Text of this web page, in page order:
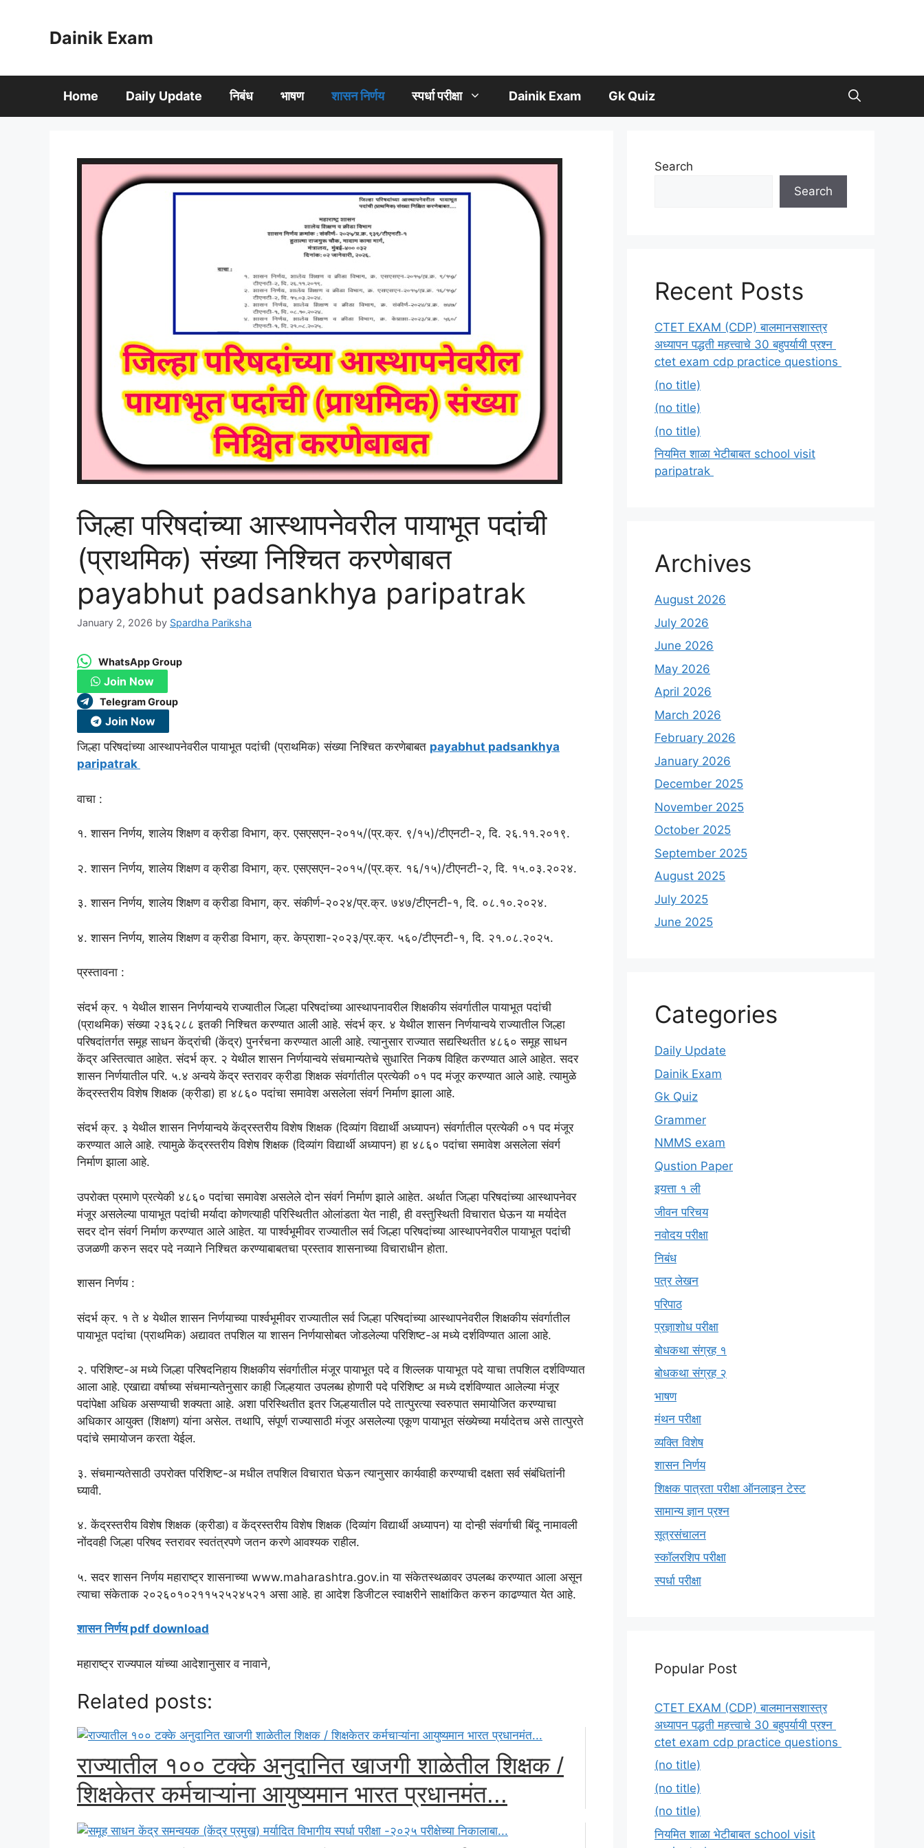
Dainik Exam
Home Daily Update निबंध भाषण शासन निर्णय स्पर्धा परीक्षा Dainik Exam Gk Quiz
जिल्हा परिषदांच्या आस्थापनेवरील पायाभूत पदांची
(प्राथमिक) संख्या निश्चित करणेबाबत
payabhut padsankhya paripatrak
January 2, 2026 by Spardha Pariksha
WhatsApp Group
Join Now
Telegram Group
Join Now
जिल्हा परिषदांच्या आस्थापनेवरील पायाभूत पदांची (प्राथमिक) संख्या निश्चित करणेबाबत payabhut padsankhya
paripatrak
वाचा :
१. शासन निर्णय, शालेय शिक्षण व क्रीडा विभाग, क्र. एसएसएन-२०१५/(प्र.क्र. ९/१५)/टीएनटी-२, दि. २६.११.२०१९.
२. शासन निर्णय, शालेय शिक्षण व क्रीडा विभाग, क्र. एसएसएन-२०१५/(प्र.क्र. १६/१५)/टीएनटी-२, दि. १५.०३.२०२४.
३. शासन निर्णय, शालेय शिक्षण व क्रीडा विभाग, क्र. संकीर्ण-२०२४/प्र.क्र. ७४७/टीएनटी-१, दि. ०८.१०.२०२४.
४. शासन निर्णय, शालेय शिक्षण व क्रीडा विभाग, क्र. केप्राशा-२०२३/प्र.क्र. ५६०/टीएनटी-१, दि. २१.०८.२०२५.
प्रस्तावना :
संदर्भ क्र. १ येथील शासन निर्णयान्वये राज्यातील जिल्हा परिषदांच्या आस्थापनावरील शिक्षकीय संवर्गातील पायाभूत पदांची
(प्राथमिक) संख्या २३६२८८ इतकी निश्चित करण्यात आली आहे. संदर्भ क्र. ४ येथील शासन निर्णयान्वये राज्यातील जिल्हा
परिषदांतर्गत समूह साधन केंद्रांची (केंद्र) पुनर्रचना करण्यात आली आहे. त्यानुसार राज्यात सद्यस्थितीत ४८६० समूह साधन
केंद्र अस्तित्वात आहेत. संदर्भ क्र. २ येथील शासन निर्णयान्वये संचमान्यतेचे सुधारित निकष विहित करण्यात आले आहेत. सदर
शासन निर्णयातील परि. ५.४ अन्वये केंद्र स्तरावर क्रीडा शिक्षक संवर्गातील प्रत्येकी ०१ पद मंजूर करण्यात आले आहे. त्यामुळे
केंद्रस्तरीय विशेष शिक्षक (क्रीडा) हा ४८६० पदांचा समावेश असलेला संवर्ग निर्माण झाला आहे.
संदर्भ क्र. ३ येथील शासन निर्णयान्वये केंद्रस्तरीय विशेष शिक्षक (दिव्यांग विद्यार्थी अध्यापन) संवर्गातील प्रत्येकी ०१ पद मंजूर
करण्यात आले आहे. त्यामुळे केंद्रस्तरीय विशेष शिक्षक (दिव्यांग विद्यार्थी अध्यापन) हा ४८६० पदांचा समावेश असलेला संवर्ग
निर्माण झाला आहे.
उपरोक्त प्रमाणे प्रत्येकी ४८६० पदांचा समावेश असलेले दोन संवर्ग निर्माण झाले आहेत. अर्थात जिल्हा परिषदांच्या आस्थापनेवर
मंजूर असलेल्या पायाभूत पदांची मर्यादा कोणत्याही परिस्थितीत ओलांडता येत नाही, ही वस्तुस्थिती विचारात घेऊन या मर्यादेत
सदर दोन संवर्ग निर्माण करण्यात आले आहेत. या पार्श्वभूमीवर राज्यातील सर्व जिल्हा परिषदांच्या आस्थापनेवरील पायाभूत पदांची
उजळणी करुन सदर पदे नव्याने निश्चित करण्याबाबतचा प्रस्ताव शासनाच्या विचाराधीन होता.
शासन निर्णय :
संदर्भ क्र. १ ते ४ येथील शासन निर्णयाच्या पार्श्वभूमीवर राज्यातील सर्व जिल्हा परिषदांच्या आस्थापनेवरील शिक्षकीय संवर्गातील
पायाभूत पदांचा (प्राथमिक) अद्यावत तपशिल या शासन निर्णयासोबत जोडलेल्या परिशिष्ट-अ मध्ये दर्शविण्यात आला आहे.
२. परिशिष्ट-अ मध्ये जिल्हा परिषदनिहाय शिक्षकीय संवर्गातील मंजूर पायाभूत पदे व शिल्लक पायाभूत पदे याचा तपशिल दर्शविण्यात
आला आहे. एखाद्या वर्षाच्या संचमान्यतेनुसार काही जिल्हयात उपलब्ध होणारी पदे परिशिष्ट अ मध्ये दर्शविण्यात आलेल्या मंजूर
पदांपेक्षा अधिक असण्याची शक्यता आहे. अशा परिस्थितीत इतर जिल्हयातील पदे तात्पुरत्या स्वरुपात समायोजित करण्याचा
अधिकार आयुक्त (शिक्षण) यांना असेल. तथापि, संपूर्ण राज्यासाठी मंजूर असलेल्या एकूण पायाभूत संख्येच्या मर्यादेतच असे तात्पुरते
पदांचे समायोजन करता येईल.
३. संचमान्यतेसाठी उपरोक्त परिशिष्ट-अ मधील तपशिल विचारात घेऊन त्यानुसार कार्यवाही करण्याची दक्षता सर्व संबंधितांनी
घ्यावी.
४. केंद्रस्तरीय विशेष शिक्षक (क्रीडा) व केंद्रस्तरीय विशेष शिक्षक (दिव्यांग विद्यार्थी अध्यापन) या दोन्ही संवर्गाची बिंदू नामावली
नोंदवही जिल्हा परिषद स्तरावर स्वतंत्रपणे जतन करणे आवश्यक राहील.
५. सदर शासन निर्णय महाराष्ट्र शासनाच्या www.maharashtra.gov.in या संकेतस्थळावर उपलब्ध करण्यात आला असून
त्याचा संकेताक २०२६०१०२११५२५२४५२१ असा आहे. हा आदेश डिजीटल स्वाक्षरीने साक्षांकित करुन काढण्यात येत आहे.
शासन निर्णय pdf download
महाराष्ट्र राज्यपाल यांच्या आदेशानुसार व नावाने,
Related posts:
राज्यातील १०० टक्के अनुदानित खाजगी शाळेतील शिक्षक /
शिक्षकेतर कर्मचाऱ्यांना आयुष्यमान भारत प्रधानमंत...
Search
Search
Recent Posts
CTET EXAM (CDP) बालमानसशास्त्र
अध्यापन पद्धती महत्त्वाचे 30 बहुपर्यायी प्रश्न
ctet exam cdp practice questions
(no title)
(no title)
(no title)
नियमित शाळा भेटीबाबत school visit
paripatrak
Archives
August 2026
July 2026
June 2026
May 2026
April 2026
March 2026
February 2026
January 2026
December 2025
November 2025
October 2025
September 2025
August 2025
July 2025
June 2025
Categories
Daily Update
Dainik Exam
Gk Quiz
Grammer
NMMS exam
Qustion Paper
इयत्ता १ ली
जीवन परिचय
नवोदय परीक्षा
निबंध
पत्र लेखन
परिपाठ
प्रज्ञाशोध परीक्षा
बोधकथा संग्रह १
बोधकथा संग्रह २
भाषण
मंथन परीक्षा
व्यक्ति विशेष
शासन निर्णय
शिक्षक पात्रता परीक्षा ऑनलाइन टेस्ट
सामान्य ज्ञान प्रश्न
सूत्रसंचालन
स्कॉलरशिप परीक्षा
स्पर्धा परीक्षा
Popular Post
CTET EXAM (CDP) बालमानसशास्त्र
अध्यापन पद्धती महत्त्वाचे 30 बहुपर्यायी प्रश्न
ctet exam cdp practice questions
(no title)
(no title)
(no title)
नियमित शाळा भेटीबाबत school visit